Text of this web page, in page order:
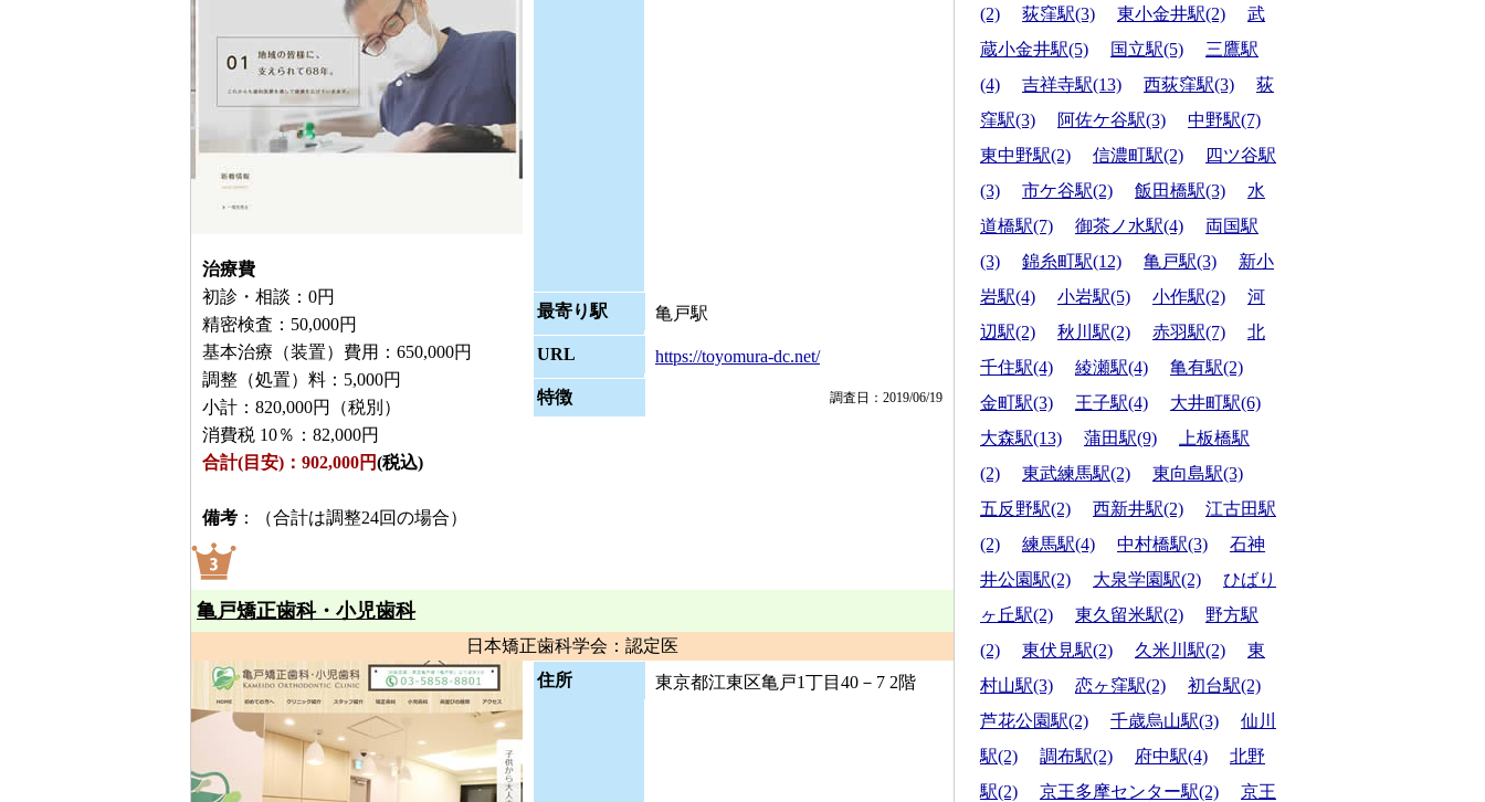
治療費
初診・相談：0円
精密検査：50,000円
基本治療（装置）費用：650,000円
調整（処置）料：5,000円
小計：820,000円（税別）
消費税 10％：82,000円
合計(目安)：902,000円(税込)
備考 ：（合計は調整24回の場合）
最寄り駅 亀戸駅
URL https://toyomura-dc.net/
特徴 調査日：2019/06/19
亀戸矯正歯科・小児歯科
日本矯正歯科学会：認定医
住所 東京都江東区亀戸1丁目40－7 2階
(2)
荻窪駅(3) 東小金井駅(2)
武
蔵小金井駅(5)
国立駅(5)
三鷹駅
(4)
吉祥寺駅(13) 西荻窪駅(3)
荻
窪駅(3)
阿佐ケ谷駅(3)
中野駅(7)
東中野駅(2)
信濃町駅(2)
四ツ谷駅
(3)
市ケ谷駅(2) 飯田橋駅(3)
水
道橋駅(7)
御茶ノ水駅(4)
両国駅
(3)
錦糸町駅(12) 亀戸駅(3)
新小
岩駅(4)
小岩駅(5) 小作駅(2)
河
辺駅(2)
秋川駅(2) 赤羽駅(7)
北
千住駅(4)
綾瀬駅(4)
亀有駅(2)
金町駅(3)
王子駅(4)
大井町駅(6)
大森駅(13)
蒲田駅(9)
上板橋駅
(2)
東武練馬駅(2)
東向島駅(3)
五反野駅(2)
西新井駅(2)
江古田駅
(2)
練馬駅(4) 中村橋駅(3)
石神
井公園駅(2)
大泉学園駅(2)
ひばり
ヶ丘駅(2)
東久留米駅(2)
野方駅
(2)
東伏見駅(2) 久米川駅(2)
東
村山駅(3)
恋ヶ窪駅(2)
初台駅(2)
芦花公園駅(2)
千歳烏山駅(3)
仙川
駅(2)
調布駅(2) 府中駅(4)
北野
駅(2)
京王多摩センター駅(2)
京王